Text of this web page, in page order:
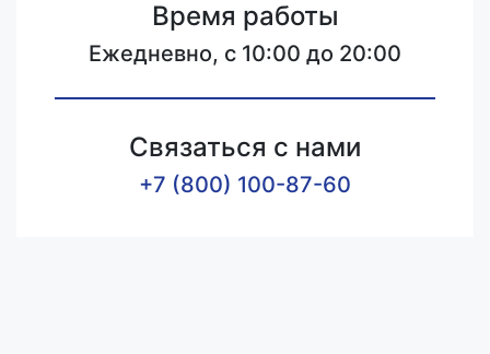
Время работы
Ежедневно, с 10:00 до 20:00
Связаться с нами
+7 (800) 100-87-60